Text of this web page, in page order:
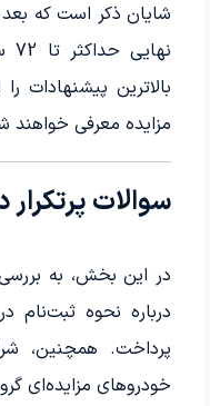
شایان ذکر است که بعد
بالاترین پیشنهادات
مزایده معرفی خواهند
سوالات
در این بخش، به
درباره نحوه ثبت‌نام
پرداخت. همچنین،
خودروهای مزایده‌ای